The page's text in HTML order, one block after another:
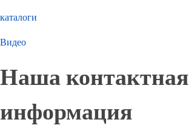
каталоги
Видео
Наша контактная
информация